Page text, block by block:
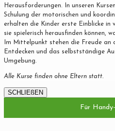
Herausforderungen. In unseren
Schulung der motorischen und
erhalten die Kinder erste Einblicke in
sie spielerisch herausfinden können,
Im Mittelpunkt stehen die Freude an
Entdecken und das selbstständige
Umgebung.
Alle Kurse finden ohne Eltern statt.
SCHLIEßEN
Für